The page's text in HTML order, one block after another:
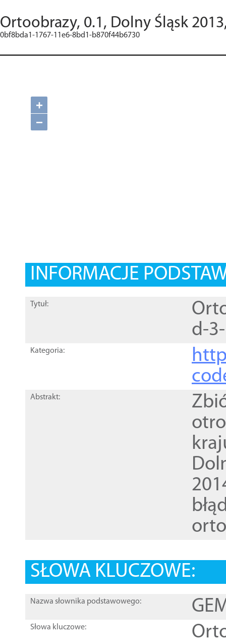
Ortoobrazy, 0.1, Dolny Śląsk
0bf8bda1-1767-11e6-8bd1-b870f44b6730
+
−
INFORMACJE
Tytuł:
d-
Kategoria:
Abstrakt:
SŁOWA KLUCZOWE:
Nazwa słownika podstawowego:
Słowa kluczowe: